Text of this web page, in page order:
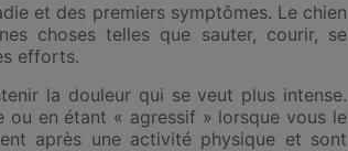
et des premiers symptômes. Le chien
choses telles que sauter, courir, se
efforts.
la douleurqui se veut plus intense.
ou en étant « agressif » lorsque vous le
après une activité physique et sont